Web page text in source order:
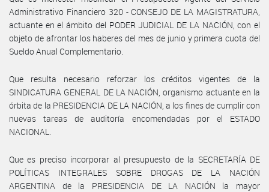
Administrativo Financiero 320 - CONSEJO DE LA MAGISTRATURA,
actuante en el ámbito del PODER JUDICIAL DE LA NACIÓN, con el
objeto de afrontar los haberes del mes de junio y primera cuota del
Sueldo Anual Complementario.
Que resulta necesario reforzar los créditos vigentes de la
SINDICATURA GENERAL DE LA NACIÓN, organismo actuante en la
órbita de la PRESIDENCIA DE LA NACIÓN, a los fines de cumplir con
nuevas tareas de auditoría encomendadas por el ESTADO
NACIONAL.
Que es preciso incorporar al presupuesto de la SECRETARÍA DE
POLÍTICAS INTEGRALES SOBRE DROGAS DE LA NACIÓN
ARGENTINA de la PRESIDENCIA DE LA NACIÓN la mayor